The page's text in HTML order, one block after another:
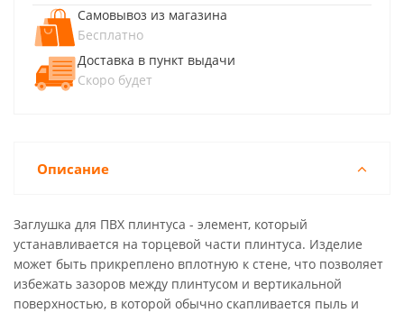
Самовывоз из магазина
Бесплатно
Доставка в пункт выдачи
Скоро будет
Описание
Заглушка для ПВХ плинтуса - элемент, который
устанавливается на торцевой части плинтуса. Изделие
может быть прикреплено вплотную к стене, что позволяет
избежать зазоров между плинтусом и вертикальной
поверхностью, в которой обычно скапливается пыль и